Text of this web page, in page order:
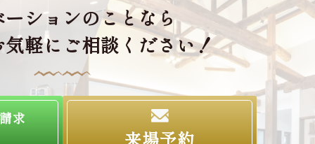
ションのことなら
気軽にご相談ください！
求
来場予約